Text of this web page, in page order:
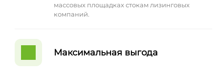
массовых площадках стокам лизинговых
компаний.
Максимальная выгода